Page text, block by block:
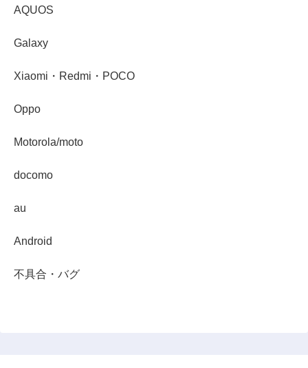
AQUOS
Galaxy
Xiaomi・Redmi・POCO
Oppo
Motorola/moto
docomo
au
Android
不具合・バグ